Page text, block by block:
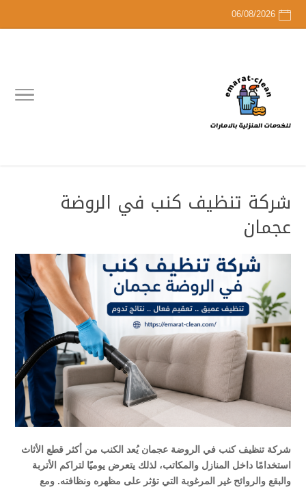
06/08/2026
شركة تنظيف كنب في الروضة
عجمان
شركة تنظيف كنب في الروضة عجمان يُعد الكنب من أكثر قطع الأثاث
استخدامًا داخل المنازل والمكاتب، لذلك يتعرض يوميًا لتراكم الأتربة
والبقع والروائح غير المرغوبة التي تؤثر على مظهره ونظافته. ومع